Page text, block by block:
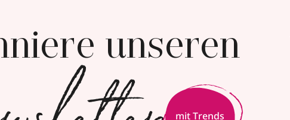
unseren
mit Trends